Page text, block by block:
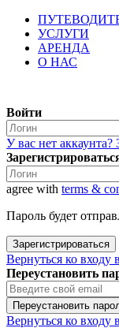
УСЛУГИ
АРЕНДА
О НАС
Войти
У вас нет аккаунта?
agree with terms &
Пароль будет
Зарегистрироваться
Вернуться ко входу
Переустановить
Переустановить
Вернуться ко входу